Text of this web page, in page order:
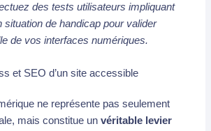
des tests utilisateurs impliquant
situation de handicap pour valider
de vos interfaces numériques.
et SEO d’un site accessible
ne représente pas seulement
mais constitue un véritable levier